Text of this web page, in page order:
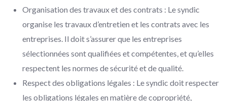
Organisation des travaux et des contrats : Le syndic
organise les travaux d’entretien et les contrats avec les
entreprises. Il doit s’assurer que les entreprises
sélectionnées sont qualifiées et compétentes, et qu’elles
respectent les normes de sécurité et de qualité.
Respect des obligations légales : Le syndic doit respecter
les obligations légales en matière de copropriété,